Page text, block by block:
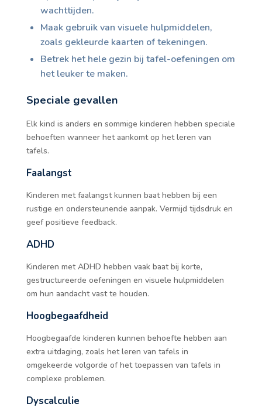
wachttijden.
Maak gebruik van visuele hulpmiddelen,
zoals gekleurde kaarten of tekeningen.
Betrek het hele gezin bij tafel-oefeningen om
het leuker te maken.
Speciale gevallen
Elk kind is anders en sommige kinderen hebben speciale
behoeften wanneer het aankomt op het leren van
tafels.
Faalangst
Kinderen met faalangst kunnen baat hebben bij een
rustige en ondersteunende aanpak. Vermijd tijdsdruk en
geef positieve feedback.
ADHD
Kinderen met ADHD hebben vaak baat bij korte,
gestructureerde oefeningen en visuele hulpmiddelen
om hun aandacht vast te houden.
Hoogbegaafdheid
Hoogbegaafde kinderen kunnen behoefte hebben aan
extra uitdaging, zoals het leren van tafels in
omgekeerde volgorde of het toepassen van tafels in
complexe problemen.
Dyscalculie